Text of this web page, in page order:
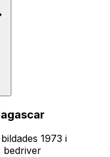
1973 i
bedriver